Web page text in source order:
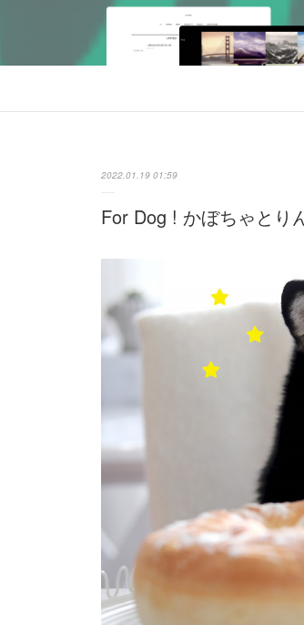
2022.01.19 01:59
For Dog ! かぼちゃと